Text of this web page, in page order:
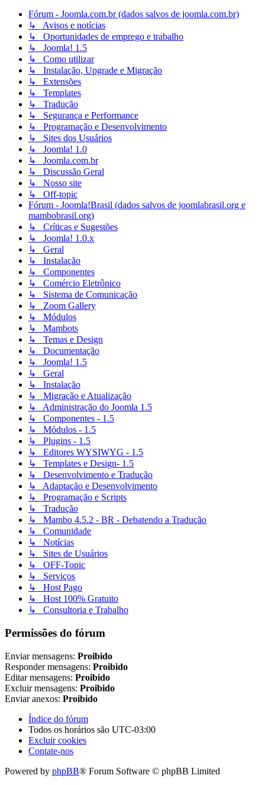
Fórum - Joomla.com.br (dados salvos de joomla.com.br)
↳ Avisos e notícias
↳ Oportunidades de emprego e trabalho
↳ Joomla! 1.5
↳ Como utilizar
↳ Instalação, Upgrade e Migração
↳ Extensões
↳ Templates
↳ Tradução
↳ Segurança e Performance
↳ Programação e Desenvolvimento
↳ Sites dos Usuários
↳ Joomla! 1.0
↳ Joomla.com.br
↳ Discussão Geral
↳ Nosso site
↳ Off-topic
Fórum - Joomla!Brasil (dados salvos de joomlabrasil.org e
mambobrasil.org)
↳ Críticas e Sugestões
↳ Joomla! 1.0.x
↳ Geral
↳ Instalação
↳ Componentes
↳ Comércio Eletrônico
↳ Sistema de Comunicação
↳ Zoom Gallery
↳ Módulos
↳ Mambots
↳ Temas e Design
↳ Documentação
↳ Joomla! 1.5
↳ Geral
↳ Instalação
↳ Migração e Atualização
↳ Administração do Joomla 1.5
↳ Componentes - 1.5
↳ Módulos - 1.5
↳ Plugins - 1.5
↳ Editores WYSIWYG - 1.5
↳ Templates e Design- 1.5
↳ Desenvolvimento e Tradução
↳ Adaptação e Desenvolvimento
↳ Programação e Scripts
↳ Tradução
↳ Mambo 4.5.2 - BR - Debatendo a Tradução
↳ Comunidade
↳ Notícias
↳ Sites de Usuários
↳ OFF-Topic
↳ Serviços
↳ Host Pago
↳ Host 100% Gratuito
↳ Consultoria e Trabalho
Permissões do fórum
Enviar mensagens: Proibido
Responder mensagens: Proibido
Editar mensagens: Proibido
Excluir mensagens: Proibido
Enviar anexos: Proibido
Índice do fórum
Todos os horários são UTC-03:00
Excluir cookies
Contate-nos
Powered by phpBB® Forum Software © phpBB Limited